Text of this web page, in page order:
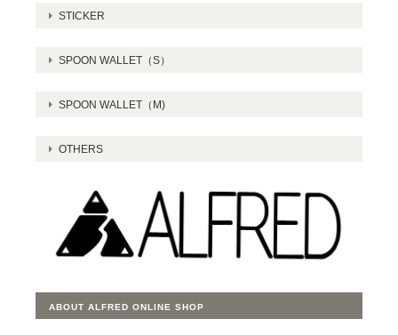
STICKER
SPOON WALLET（S）
SPOON WALLET（M)
OTHERS
ABOUT ALFRED ONLINE SHOP